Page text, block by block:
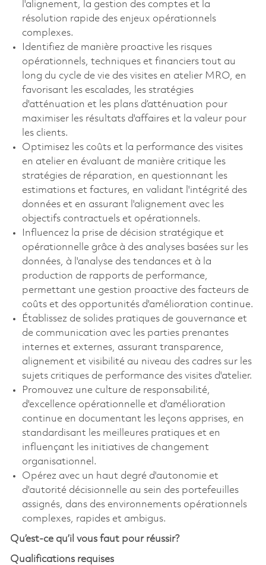
l'alignement, la gestion des comptes et la
résolution rapide des enjeux opérationnels
complexes.
Identifiez de manière proactive les risques
opérationnels, techniques et financiers tout au
long du cycle de vie des visites en atelier MRO, en
favorisant les escalades, les stratégies
d'atténuation et les plans d’atténuation pour
maximiser les résultats d'affaires et la valeur pour
les clients.
Optimisez les coûts et la performance des visites
en atelier en évaluant de manière critique les
stratégies de réparation, en questionnant les
estimations et factures, en validant l'intégrité des
données et en assurant l'alignement avec les
objectifs contractuels et opérationnels.
Influencez la prise de décision stratégique et
opérationnelle grâce à des analyses basées sur les
données, à l'analyse des tendances et à la
production de rapports de performance,
permettant une gestion proactive des facteurs de
coûts et des opportunités d'amélioration continue.
Établissez de solides pratiques de gouvernance et
de communication avec les parties prenantes
internes et externes, assurant transparence,
alignement et visibilité au niveau des cadres sur les
sujets critiques de performance des visites d'atelier.
Promouvez une culture de responsabilité,
d'excellence opérationnelle et d'amélioration
continue en documentant les leçons apprises, en
standardisant les meilleures pratiques et en
influençant les initiatives de changement
organisationnel.
Opérez avec un haut degré d'autonomie et
d'autorité décisionnelle au sein des portefeuilles
assignés, dans des environnements opérationnels
complexes, rapides et ambigus.
Qu’est-ce qu’il vous faut pour réussir?
Qualifications requises